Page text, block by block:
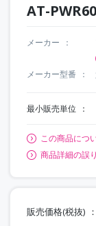
AT-
メーカー
メーカー型番
最小販売単位
この商品につ
商品詳細の誤
販売価格(税抜)